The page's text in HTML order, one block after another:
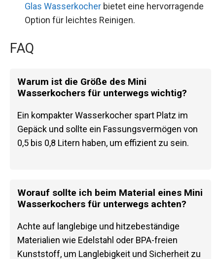
Glas Wasserkocher bietet eine hervorragende
Option für leichtes Reinigen.
FAQ
Warum ist die Größe des Mini
Wasserkochers für unterwegs wichtig?
Ein kompakter Wasserkocher spart Platz im
Gepäck und sollte ein Fassungsvermögen von
0,5 bis 0,8 Litern haben, um effizient zu sein.
Worauf sollte ich beim Material eines Mini
Wasserkochers für unterwegs achten?
Achte auf langlebige und hitzebeständige
Materialien wie Edelstahl oder BPA-freien
Kunststoff, um Langlebigkeit und Sicherheit zu